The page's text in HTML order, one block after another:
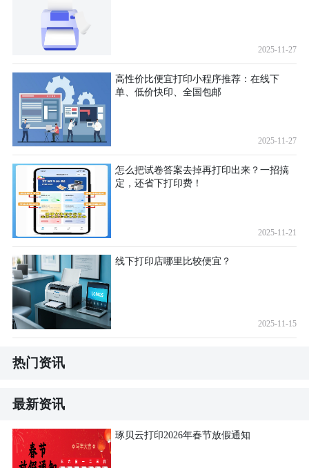
2025-11-27
高性价比便宜打印小程序推荐：在线下
单、低价快印、全国包邮
2025-11-27
怎么把试卷答案去掉再打印出来？一招搞
定，还省下打印费！
2025-11-21
线下打印店哪里比较便宜？
2025-11-15
热门资讯
最新资讯
琢贝云打印2026年春节放假通知